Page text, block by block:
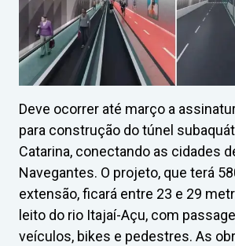
Deve ocorrer até março a
para construção do túnel
Catarina, conectando as cidades
Navegantes. O projeto, que terá
extensão, ficará entre 23 e 29
leito do rio Itajaí-Açu, com
veículos, bikes e pedestres. As